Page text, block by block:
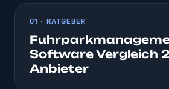
01 · RATGEBER
Software Vergleich
Anbieter